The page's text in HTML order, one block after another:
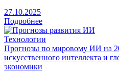
27.10.2025
Подробнее
Технологии
Прогнозы по мировому ИИ на
искусственного интеллекта и
экономики